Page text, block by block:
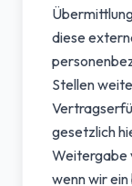
diese
Stellen
gesetzlich
Weitergabe
wenn wir